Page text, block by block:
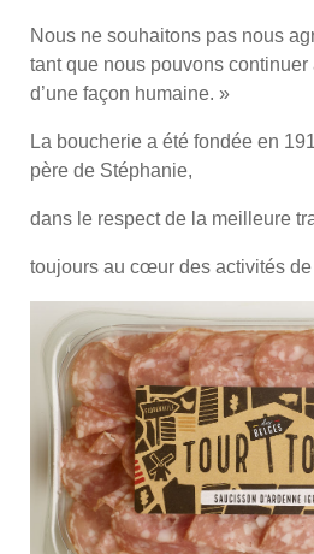
Nous ne souhaitons pas nous
tant que nous pouvons
d’une façon humaine. »
La boucherie a été fondée en
père de Stéphanie,
dans le respect de la meilleure
toujours au cœur des activités de